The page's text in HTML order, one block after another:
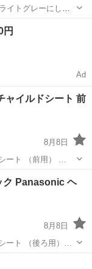
で新品 4,400円で
Ad
ャイルドシート 前
8月8日
ート （前用） …
ク Panasonic ヘ
8月8日
ート （後ろ用）…